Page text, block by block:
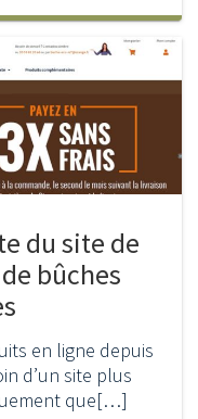
du site de
bûches
en ligne depuis
d’un site plus
que[…]